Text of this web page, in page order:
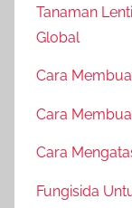
Tanaman
Global
Cara
Cara
Cara
Fungisida